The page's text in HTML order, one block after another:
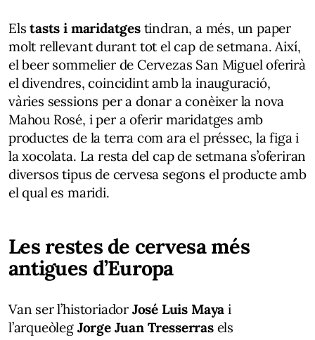
Elstasts i maridatgestindran, a més, un paper
molt rellevant durant tot el cap de setmana. Així,
el beer sommelier de Cervezas San Miguel oferirà
el divendres, coincidint amb la inauguració,
vàries sessions per a donar a conèixer la nova
Mahou Rosé, i per a oferir maridatges amb
productes de la terra com ara el préssec, la figa i
la xocolata. La resta del cap de setmana s’oferiran
diversos tipus de cervesa segons el producte amb
el qual es maridi.
Les restes de cervesa més
antigues d’Europa
Van ser l’historiador José Luis Maya i
l’arqueòleg Jorge Juan Tresserrasels